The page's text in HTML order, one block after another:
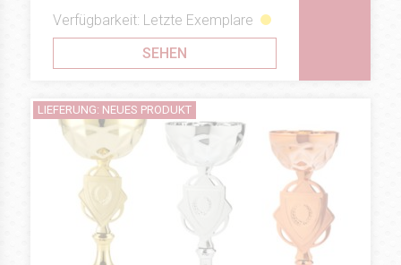
Verfügbarkeit: Letzte Exemplare
SEHEN
LIEFERUNG: NEUES PRODUKT